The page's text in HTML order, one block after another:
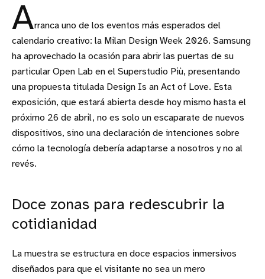
Arranca uno de los eventos más esperados del
calendario creativo: la Milan Design Week 2026. Samsung
ha aprovechado la ocasión para abrir las puertas de su
particular Open Lab en el Superstudio Più, presentando
una propuesta titulada Design Is an Act of Love. Esta
exposición, que estará abierta desde hoy mismo hasta el
próximo 26 de abril, no es solo un escaparate de nuevos
dispositivos, sino una declaración de intenciones sobre
cómo la tecnología debería adaptarse a nosotros y no al
revés.
Doce zonas para redescubrir la
cotidianidad
La muestra se estructura en doce espacios inmersivos
diseñados para que el visitante no sea un mero